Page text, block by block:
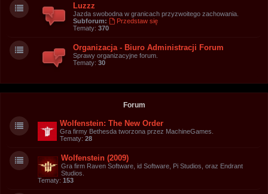
Luzzz
Jazda swobodna w granicach przyzwoitego zachowania.
Subforum:
Przedstaw się
Tematy: 370
Organizacja - Biuro Administracji Forum
Sprawy organizacyjne forum.
Tematy: 30
Forum
Wolfenstein: The New Order
Gra firmy Bethesda tworzona przez MachineGames.
Tematy: 28
Wolfenstein (2009)
Gra firm Raven Software, id Software, Pi Studios, oraz Endrant
Studios.
Tematy: 153